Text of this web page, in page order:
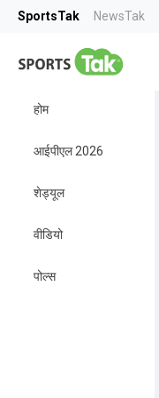
SportsTak NewsTak
होम
आईपीएल 2026
शेड्यूल
वीडियो
पोल्स